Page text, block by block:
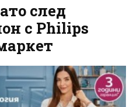
след
с Philips